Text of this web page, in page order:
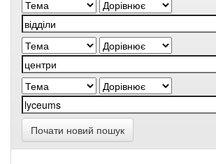
Почати новий пошук